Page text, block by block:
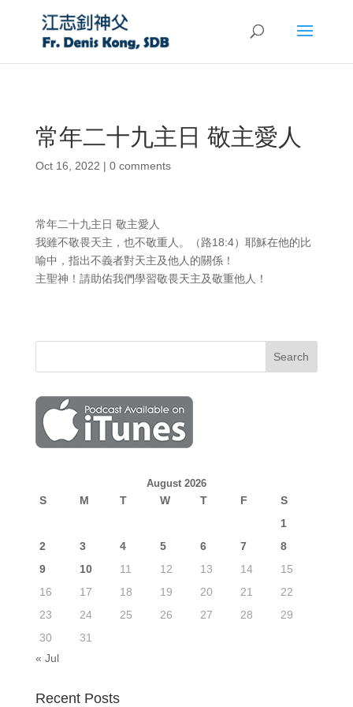
常年二十九主日 敬主愛人
Oct 16, 2022 | 0 comments
常年二十九主日 敬主愛人
我雖不敬畏天主，也不敬重人。（路18:4）耶穌在他的比
喻中，指出不義者對天主及他人的關係！
主聖神！請助佑我們學習敬畏天主及敬重他人！
August 2026
S M T W T F
S
1
2
3 4 5 6 7
8
9
10 11 12 13 14
15
16
17 18 19 20 21
22
23
24 25 26 27 28
29
30
31
« Jul
Recent Posts